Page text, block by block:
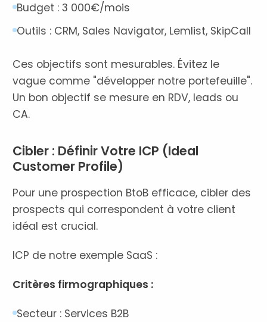
Budget : 3 000€/mois
Outils : CRM, Sales Navigator, Lemlist, SkipCall
Ces objectifs sont mesurables. Évitez le
vague comme "développer notre portefeuille".
Un bon objectif se mesure en RDV, leads ou
CA.
Cibler : Définir Votre ICP (Ideal
Customer Profile)
Pour une prospection BtoB efficace, cibler des
prospects qui correspondent à votre client
idéal est crucial.
ICP de notre exemple SaaS :
Critères firmographiques :
Secteur : Services B2B